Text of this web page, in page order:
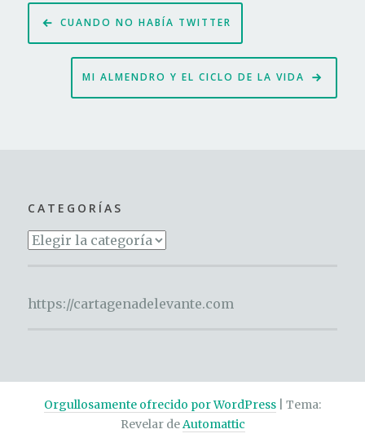
Navegación
de
entradas
CUANDO NO HABÍA TWITTER
MI ALMENDRO Y EL CICLO DE LA VIDA
CATEGORÍAS
Categorías
https://cartagenadelevante.com
Orgullosamente ofrecido por WordPress
Tema:
Revelar de Automattic